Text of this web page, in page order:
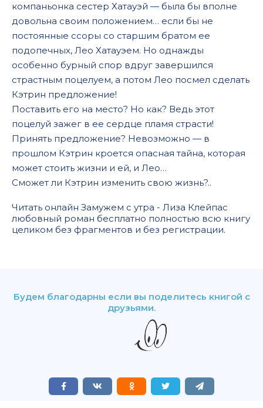
компаньонка сестер Хатауэй — была бы вполне
довольна своим положением… если бы не
постоянные ссоры со старшим братом ее
подопечных, Лео Хатауэем. Но однажды
особенно бурный спор вдруг завершился
страстным поцелуем, а потом Лео посмел сделать
Кэтрин предложение!
Поставить его на место? Но как? Ведь этот
поцелуй зажег в ее сердце пламя страсти!
Принять предложение? Невозможно — в
прошлом Кэтрин кроется опасная тайна, которая
может стоить жизни и ей, и Лео…
Сможет ли Кэтрин изменить свою жизнь?..
Читать онлайн Замужем с утра - Лиза Клейпас
любовный роман бесплатно полностью всю книгу
целиком без фрагментов и без регистрации.
Будем благодарны если вы поделитесь книгой с
друзьями.